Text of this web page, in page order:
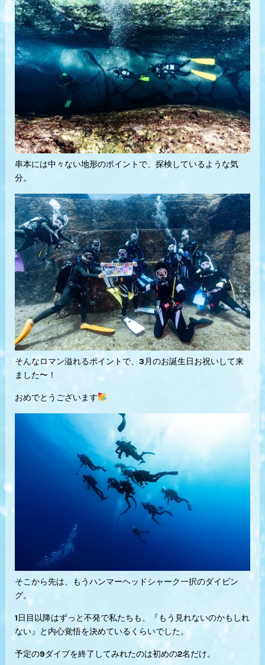
串本には中々ない地形のポイントで、探検しているような気
分。
そんなロマン溢れるポイントで、3月のお誕生日お祝いして来
ました〜！
おめでとうございます
そこから先は、もうハンマーヘッドシャーク一択のダイビン
グ。
1日目以降はずっと不発で私たちも、『もう見れないのかもしれ
ない』と内心覚悟を決めているくらいでした。
予定の9ダイブを終了してみれたのは初めの2名だけ。